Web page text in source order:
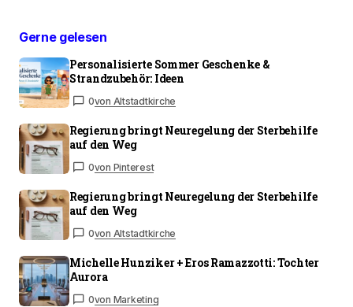
Gerne gelesen
Personalisierte Sommer Geschenke &
Strandzubehör: Ideen
0von Altstadtkirche
Regierung bringt Neuregelung der Sterbehilfe
auf den Weg
0von Pinterest
Regierung bringt Neuregelung der Sterbehilfe
auf den Weg
0von Altstadtkirche
Michelle Hunziker + Eros Ramazzotti: Tochter
Aurora
0von Marketing